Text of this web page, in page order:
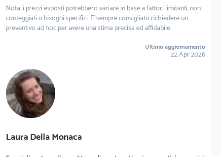
Nota: i prezzi esposti potrebbero variare in base a fattori limitanti, non
conteggiati o bisogni specifici. E' sempre consigliato richiedere un
preventivo ad hoc per avere una stima precisa ed affidabile.
Ultimo aggiornamento
22 Apr 2026
Laura Della Monaca